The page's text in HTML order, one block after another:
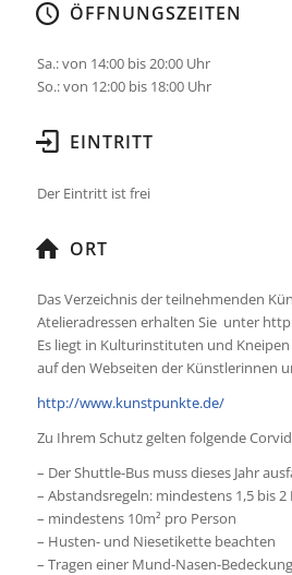
ÖFFNUNGSZEITEN
Sa.: von 14:00 bis 20:00 Uhr
So.: von 12:00 bis 18:00 Uhr
EINTRITT
Der Eintritt ist frei
ORT
Das Verzeichnis der teilnehmenden
Atelieradressen erhalten Sie unter
Es liegt in Kulturinstituten und
auf den Webseiten der Künstlerinnen
http://www.kunstpunkte.de/
Zu Ihrem Schutz gelten folgende
– Der Shuttle-Bus muss dieses Jahr
– Abstandsregeln: mindestens 1,5 bis
– mindestens 10m² pro Person
– Husten- und Niesetikette beachten
– Tragen einer Mund-Nasen-